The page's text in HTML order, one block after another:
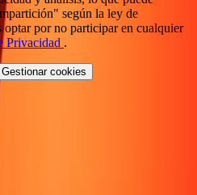
según la ley de
optar por no participar en cualquier
Privacidad .
Gestionar cookies